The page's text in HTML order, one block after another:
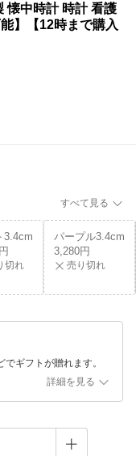
懐中時計 時計 看護
】【12時まで購入
すべて見る
3.4cm
切れ
パープル3.4cm
3,280円
売り切れ
ギフトが贈れます。
詳細を見る